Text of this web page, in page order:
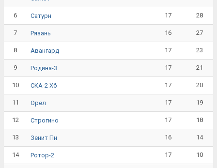
6 Сатурн 17 28
7 Рязань 16 27
8 Авангард 17 23
9 Родина-3 17 21
10 СКА-2 Хб 17 20
11 Орёл 17 19
12 Строгино 17 18
13 Зенит Пн 16 14
14 Ротор-2 17 10